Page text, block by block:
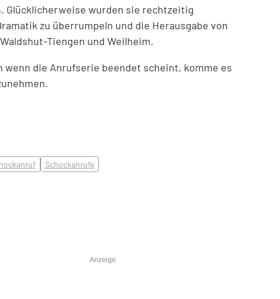
Glücklicherweise wurden sie rechtzeitig
zu überrumpeln und die Herausgabe von
Tiengen und Weilheim.
die Anrufserie beendet scheint, komme es
Schockanrufe
Anzeige